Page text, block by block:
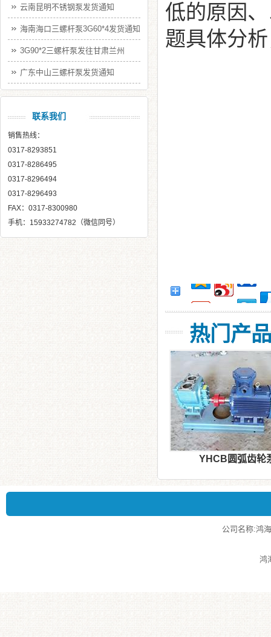
低的原因
题具体分
热门产品
YHCB圆弧齿轮
云南昆明不锈钢泵发货通知
海南海口三螺杆泵3G60*4发货通知
3G90*2三螺杆泵发往甘肃兰州
广东中山三螺杆泵发货通知
联系我们
销售热线：
0317-8293851
0317-8286495
0317-8296494
0317-8296493
FAX：0317-8300980
手机：15933274782（微信同号）
公司名称:鸿
鸿